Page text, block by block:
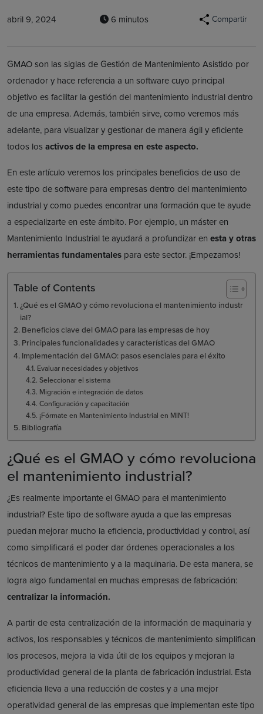
abril 9, 2024 6 minutos Compartir
GMAO son las siglas de Gestión de Mantenimiento Asistido por
ordenador y hace referencia a un software cuyo principal
objetivo es facilitar la gestión del mantenimiento industrial dentro
de una empresa. Además, también sirve, como veremos más
adelante, para visualizar y gestionar de manera ágil y eficiente
todos los activos de la empresa en este aspecto.
En este artículo veremos los principales beneficios de uso de
este tipo de software para empresas dentro del mantenimiento
industrial y como puedes encontrar una formación que te ayude
a especializarte en este ámbito. Por ejemplo, un máster en
Mantenimiento Industrial te ayudará a profundizar en esta y otras
herramientas fundamentales para este sector. ¡Empezamos!
Table of Contents
¿Qué es el GMAO y cómo revoluciona el mantenimiento industr
ial?
Beneficios clave del GMAO para las empresas de hoy
Principales funcionalidades y características del GMAO
Implementación del GMAO: pasos esenciales para el éxito
Evaluar necesidades y objetivos
Seleccionar el sistema
Migración e integración de datos
Configuración y capacitación
¡Fórmate en Mantenimiento Industrial en MINT!
Bibliografía
¿Qué es el GMAO y cómo revoluciona
el mantenimiento industrial?
¿Es realmente importante el GMAO para el mantenimiento
industrial? Este tipo de software ayuda a que las empresas
puedan mejorar mucho la eficiencia, productividad y control, así
como simplificará el poder dar órdenes operacionales a los
técnicos de mantenimiento y a la maquinaria. De esta manera, se
logra algo fundamental en muchas empresas de fabricación:
centralizar la información.
A partir de esta centralización de la información de maquinaria y
activos, los responsables y técnicos de mantenimiento simplifican
los procesos, mejora la vida útil de los equipos y mejoran la
productividad general de la planta de fabricación industrial. Esta
eficiencia lleva a una reducción de costes y a una mejor
operatividad general de las empresas que implementan este tipo